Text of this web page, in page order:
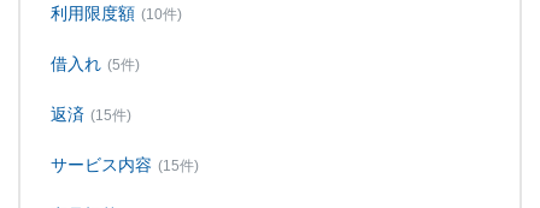
利用限度額 (10件)
借入れ (5件)
返済 (15件)
サービス内容 (15件)